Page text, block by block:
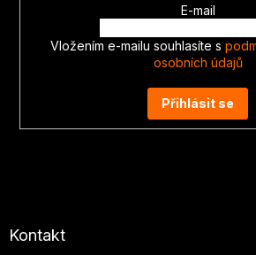
E-mail
Vložením e-mailu souhlasíte s
osobních údajů
Přihlásit se
Kontakt